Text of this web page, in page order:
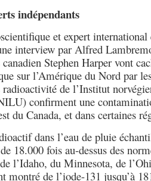
indépendants
et expert
interview par Alfred
Stephen Harper vont
sur l’Amérique du Nord par
de l’Institut
confirment une
du Canada, et dans certaines
dans l’eau de pluie
18.000 fois au-dessus des
l’Idaho, du Minnesota, de
montré de l’iode-131 jusqu’à